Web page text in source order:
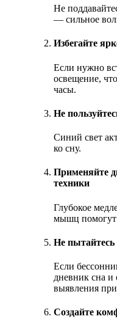
Не
— сильное
Избегайте
Если нужно
освещение,
часы.
Не
Синий свет
ко сну.
Применяйте
техники
Глубокое
мышц помогут
Не пытайтесь
Если
дневник сна и
выявления
Создайте